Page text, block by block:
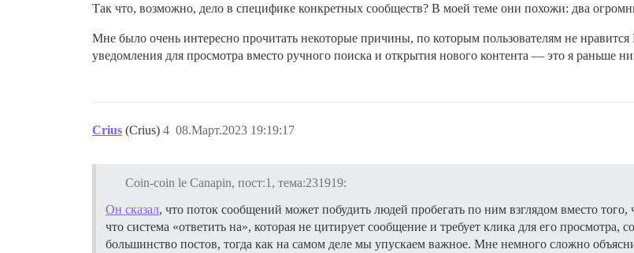
Так что, возможно, дело в специфике конкретных сообществ? В моей теме они похожи: два
Мне было очень интересно прочитать некоторые причины, по которым пользователям не
уведомления для просмотра вместо ручного поиска и открытия нового контента — это я раньше
Crius (Crius) 08.Март.2023 19:19:17
4
Coin-coin le Canapin, пост:1, тема:231919:
Он сказал, что поток сообщений может побудить людей пробегать по ним взглядом вместо
что система «ответить на», которая не цитирует сообщение и требует клика для его просмотра,
большинство постов, тогда как на самом деле мы упускаем важное. Мне немного сложно